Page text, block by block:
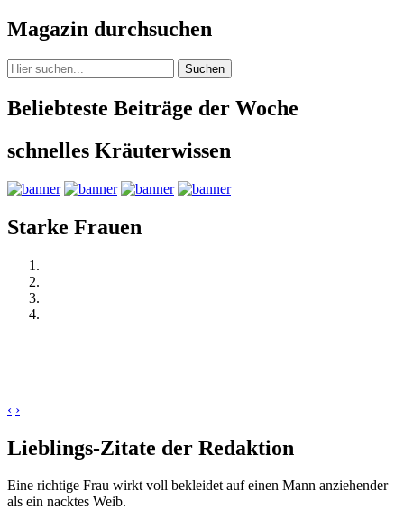
Magazin durchsuchen
Suchen
Beliebteste Beiträge der Woche
schnelles Kräuterwissen
Starke Frauen
‹ ›
Lieblings-Zitate der Redaktion
Eine richtige Frau wirkt voll bekleidet auf einen Mann anziehender
als ein nacktes Weib.